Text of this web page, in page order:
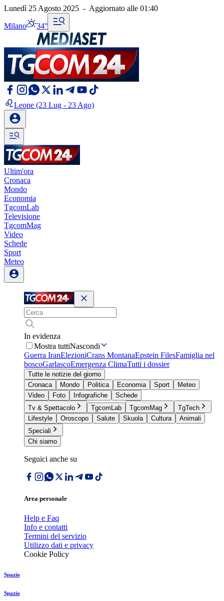
Lunedì 25 Agosto 2025 - Aggiornato alle 01:40
Milano 34°
Leone (23 Lug - 23 Ago)
Ultim'ora
Cronaca
Mondo
Economia
TgcomLab
Televisione
TgcomMag
Video
Schede
Sport
Meteo
In evidenza
Mostra tuttiNascondi
Guerra IranElezioniCrans MontanaEpstein FilesFamiglia nel
boscoGarlascoEmergenza ClimaTutti i dossier
Tutte le notizie del giorno
Cronaca
Mondo Politica Economia Sport
Meteo
Video
Foto Infografiche
Schede
Tv & Spettacolo
TgcomLab TgcomMag
TgTech
Lifestyle
Oroscopo Salute Skuola Cultura
Animali
Speciali
Chi siamo
Seguici anche su
Area personale
Help e Faq
Info e contatti
Termini del servizio
Utilizzo dati e privacy
Cookie Policy
Spazio
Spazio